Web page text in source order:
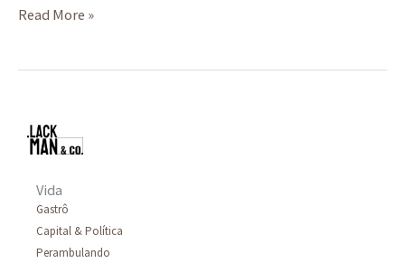
Read More »
Vida
Gastrô
Capital & Política
Perambulando